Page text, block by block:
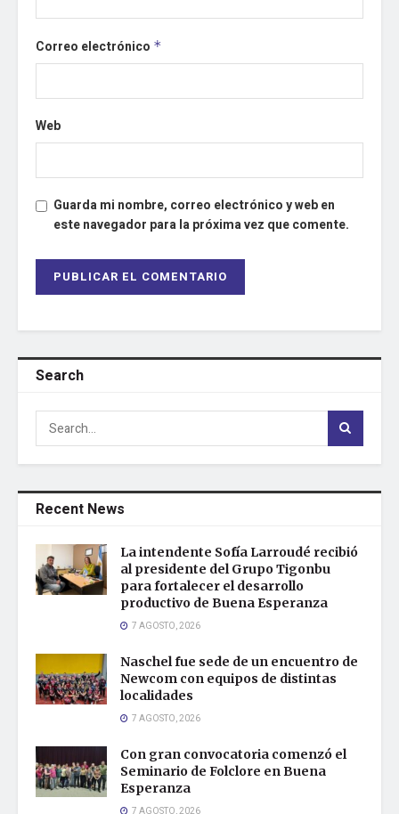
Correo electrónico *
Web
Guarda mi nombre, correo electrónico y web en
este navegador para la próxima vez que comente.
Search
Recent News
La intendente Sofía Larroudé recibió
al presidente del Grupo Tigonbu
para fortalecer el desarrollo
productivo de Buena Esperanza
7 AGOSTO, 2026
Naschel fue sede de un encuentro de
Newcom con equipos de distintas
localidades
7 AGOSTO, 2026
Con gran convocatoria comenzó el
Seminario de Folclore en Buena
Esperanza